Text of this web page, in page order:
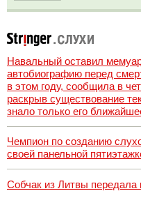
Навальный оставил
автобиографию перед
в этом году, сообщила в
раскрыв существование
знало только его
Чемпион по созданию
своей панельной
Собчак из Литвы